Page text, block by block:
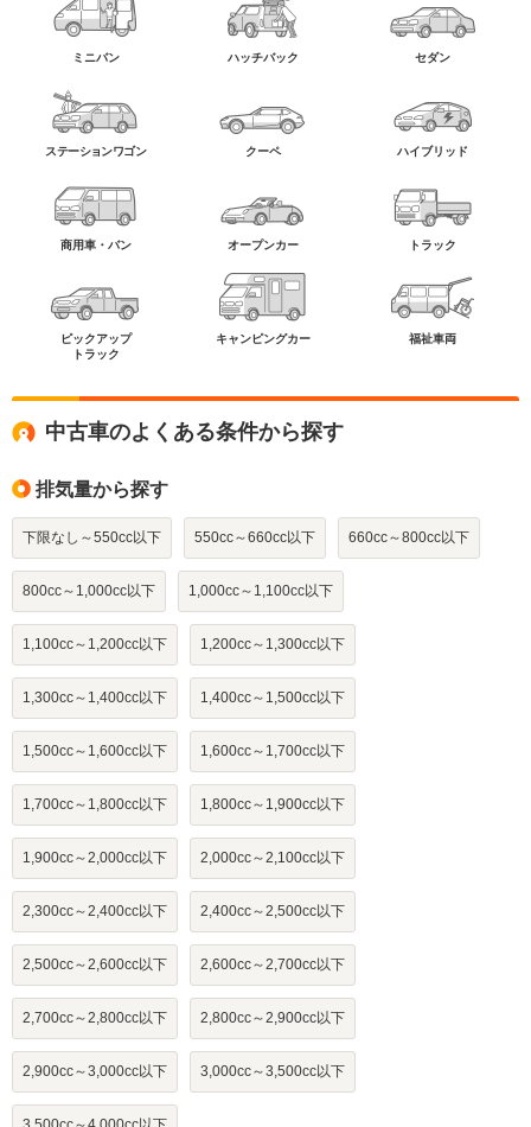
ミニバン ハッチバック セダン
ステーションワゴン クーペ ハイブリッド
商用車・バン オープンカー トラック
ピックアップ
トラック
キャンピングカー 福祉車両
中古車のよくある条件から探す
排気量から探す
下限なし～550cc以下 550cc～660cc以下 660cc～800cc以下
800cc～1,000cc以下 1,000cc～1,100cc以下
1,100cc～1,200cc以下 1,200cc～1,300cc以下
1,300cc～1,400cc以下 1,400cc～1,500cc以下
1,500cc～1,600cc以下 1,600cc～1,700cc以下
1,700cc～1,800cc以下 1,800cc～1,900cc以下
1,900cc～2,000cc以下 2,000cc～2,100cc以下
2,300cc～2,400cc以下 2,400cc～2,500cc以下
2,500cc～2,600cc以下 2,600cc～2,700cc以下
2,700cc～2,800cc以下 2,800cc～2,900cc以下
2,900cc～3,000cc以下 3,000cc～3,500cc以下